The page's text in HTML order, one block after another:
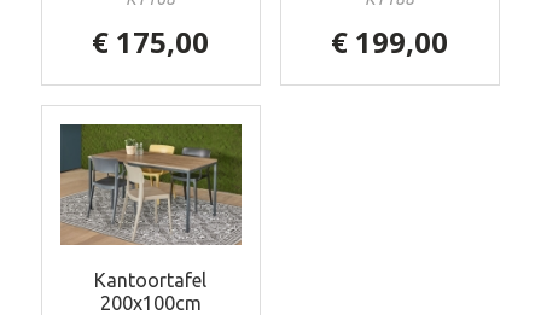
€ 175,00 € 199,00
Kantoortafel
200x100cm